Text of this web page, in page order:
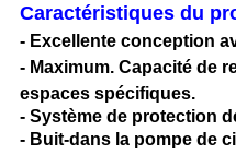
Caractéristiques du
-Excellente conception
-Maximum. Capacité de
espaces spécifiques.
- Système de protection
- Buit-dans la pompe de